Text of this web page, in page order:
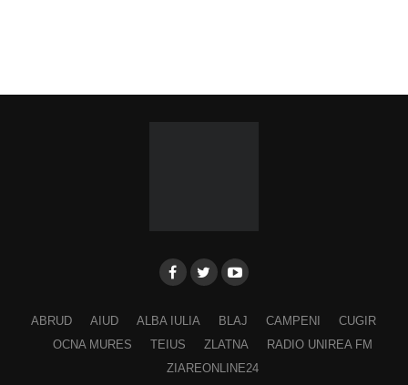
ABRUD AIUD ALBA IULIA BLAJ CAMPENI
CUGIR
OCNA MURES
TEIUS ZLATNA
RADIO UNIREA FM
ZIAREONLINE24